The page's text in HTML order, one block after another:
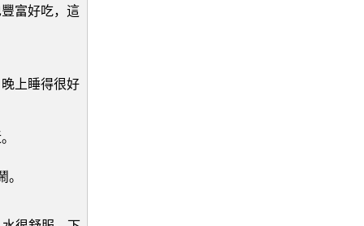
富好吃，這
上睡得很好
。